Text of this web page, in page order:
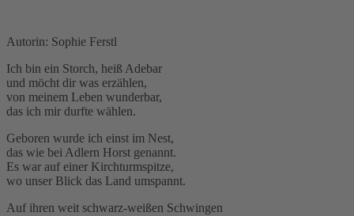
Autorin: Sophie Ferstl
Ich bin ein Storch, heiß Adebar
und möcht dir was erzählen,
von meinem Leben wunderbar,
das ich mir durfte wählen.
Geboren wurde ich einst im Nest,
das wie bei Adlern Horst genannt.
Es war auf einer Kirchturmspitze,
wo unser Blick das Land umspannt.
Auf ihren weit schwarz-weißen Schwingen